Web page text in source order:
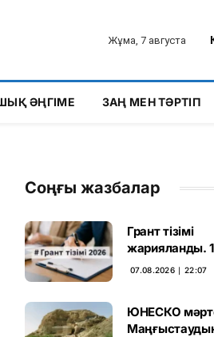
Жұма, 7 августа
ӘҢГІМЕ ЗАҢ МЕН ТӘРТІП
Соңғы жазбалар
Грант тізімі
жарияланды.
талапкердің
07.08.2026 ∣ 22:07
ЮНЕСКО